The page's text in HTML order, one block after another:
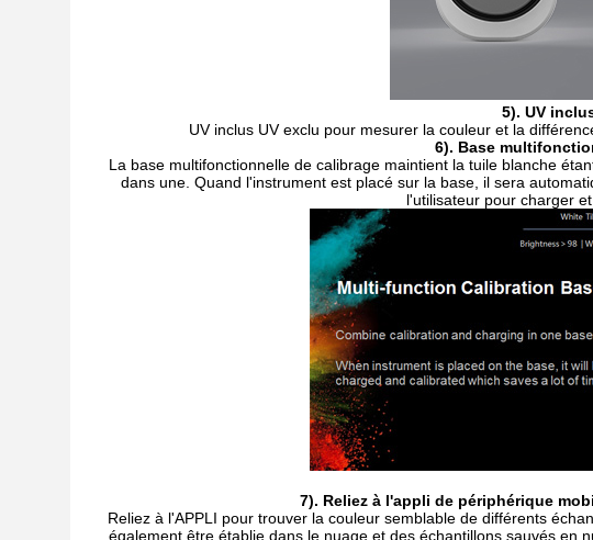
5). UV
UV inclus UV exclu pour mesurer la couleur et la
6). Base
La base multifonctionnelle de calibrage maintient la tuile blanche
dans une. Quand l'instrument est placé sur la base, il sera
l'utilisateur pour charger
7). Reliez à l'appli de périphérique
Reliez à l'APPLI pour trouver la couleur semblable de différents
également être établie dans le nuage et des échantillons sauvés en